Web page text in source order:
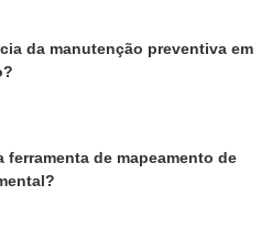
da manutenção preventiva em
ferramenta de mapeamento de